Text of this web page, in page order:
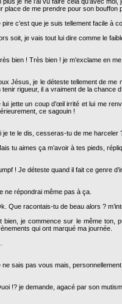
place de me prendre pour son
pire c’est que je suis tellement facile
soit, je vais tout lui dire comme le
bien ! Très bien ! je m’exclame en
Jésus, je le déteste tellement de me
tenir rigueur, il a vraiment de la chance
lui jette un coup d’œil irrité et lui me
ce sagouin !
je te le dis, cesseras-tu de me harceler
tu aimes ça m’avoir à tes pieds,
! Je déteste quand il fait ce genre
ne répondrai même pas à ça.
Que racontais-tu de beau alors ?
bien, je commence sur le même ton,
qui ont marqué ma journée.
ne sais pas vous mais,
!? je demande, agacé par son